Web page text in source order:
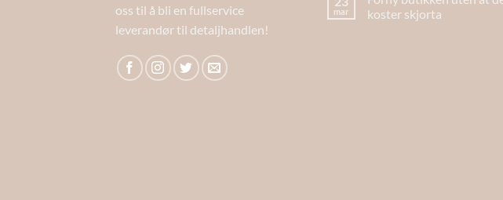
oss til å bli en fullservice
leverandør til detaljhandlen!
mar
koster skjorta